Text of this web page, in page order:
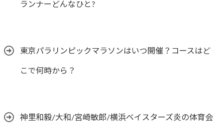
ランナーどんなひと?
東京パラリンピックマラソンはいつ開催？コースはど
こで何時から？
神里和毅/大和/宮崎敏郎/横浜ベイスターズ炎の体育会